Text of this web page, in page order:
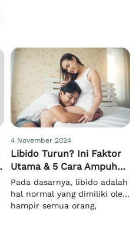
4 November 2024
Libido Turun? Ini Faktor
Utama & 5 Cara Ampuh
Meningkatkannya
Pada dasarnya, libido adalah
hal normal yang dimiliki oleh
hampir semua orang,